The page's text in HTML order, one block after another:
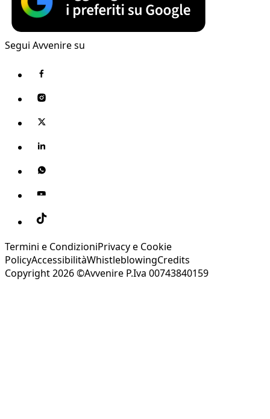
Segui Avvenire su
Termini e CondizioniPrivacy e Cookie
PolicyAccessibilitàWhistleblowingCredits
Copyright 2026 ©Avvenire P.Iva 00743840159